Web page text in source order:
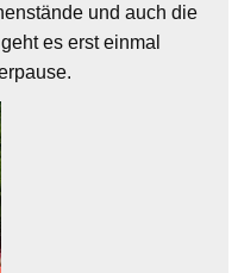
und auch die
es erst einmal